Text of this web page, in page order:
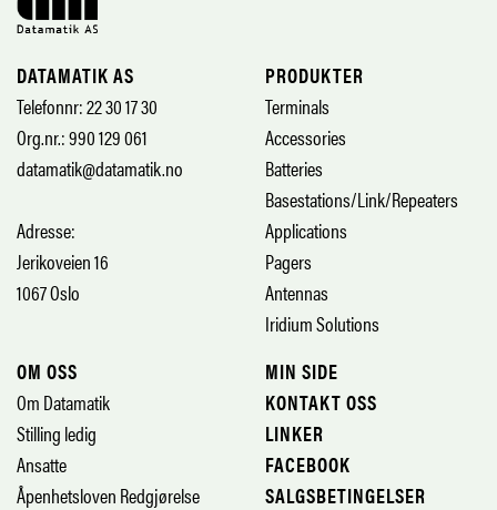
DATAMATIK AS
Telefonnr: 22 30 17 30
Org.nr.: 990 129 061
datamatik@datamatik.no
Adresse:
Jerikoveien 16
1067 Oslo
PRODUKTER
Terminals
Accessories
Batteries
Basestations/Link/Repeaters
Applications
Pagers
Antennas
Iridium Solutions
OM OSS
Om Datamatik
Stilling ledig
Ansatte
Åpenhetsloven Redgjørelse
MIN SIDE
KONTAKT OSS
LINKER
FACEBOOK
SALGSBETINGELSER